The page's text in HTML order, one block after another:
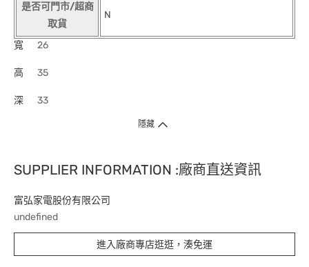
是否可門市/超商
取貨
N
寬 26
高 35
深 33
隱藏
SUPPLIER INFORMATION :廠商直送資訊
富弘家電股份有限公司
undefined
進入廠商專店逛逛，湊免運